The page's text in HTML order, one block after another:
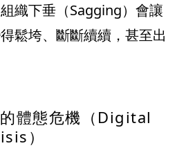
織下垂（Sagging）會讓
鬆垮、斷斷續續，甚至出
體態危機（Digital
）